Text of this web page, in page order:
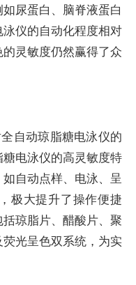
尿蛋白、脑脊液蛋白
仪的自动化程度相对
灵敏度仍然赢得了众
自动琼脂糖电泳仪的
电泳仪的高灵敏度特
自动点样、电泳、呈
极大提升了操作便捷
琼脂片、醋酸片、聚
光呈色双系统，为实